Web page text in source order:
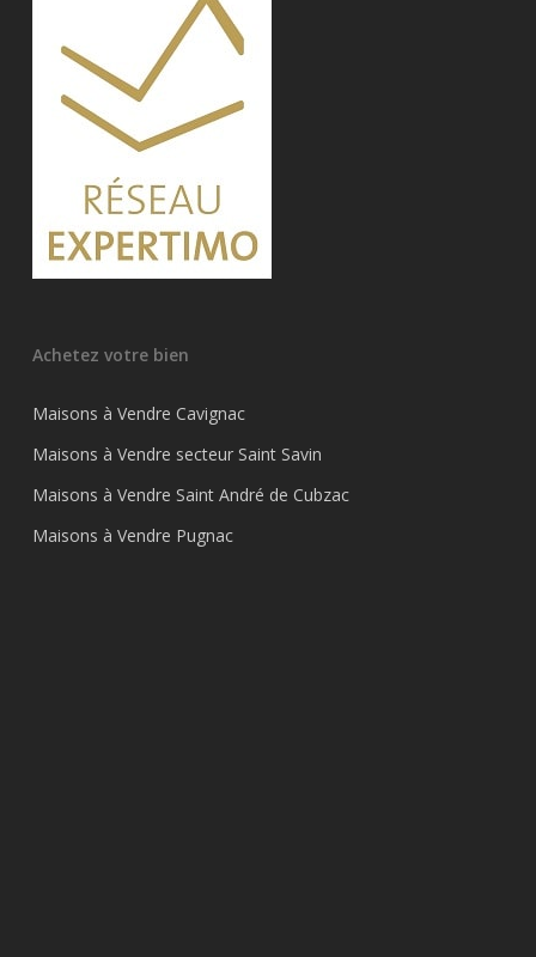
Achetez votre bien
Maisons à Vendre Cavignac
Maisons à Vendre secteur Saint Savin
Maisons à Vendre Saint André de Cubzac
Maisons à Vendre Pugnac